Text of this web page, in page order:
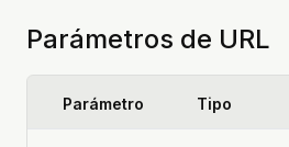
Parámetros de URL
Parámetro Tipo